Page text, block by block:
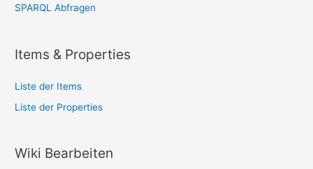
SPARQL Abfragen
Items & Properties
Liste der Items
Liste der Properties
Wiki Bearbeiten